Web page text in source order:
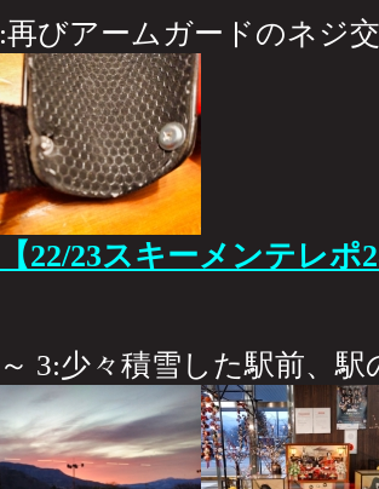
再びアームガードのネジ
22/23スキーメンテレポ
3:少々積雪した駅前、